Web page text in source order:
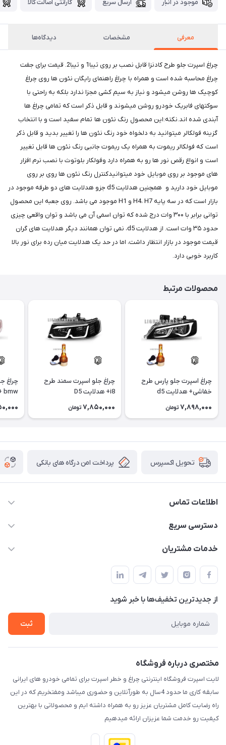
موجود در انبار ارسال سریع گارانتی اصالت کالا
معرفی مشخصات دیدگاه‌ها
چراغ اسپرت جلو طرح کادنزا قابل نصب بر روی تیبا1 و تیبا2. قیمت برای جفت
چراغ محاسبه شده است و همراه با چراغ راهنمای رایگان نئون ها روی چراغ
کوچیک ها روشن میشود و نیاز به سیم کشی مجزا ندارد بلکه به راحتی با
سوکتهای فابریک خودرو روشن میشوند و قابل ذکر است که تمامی چراغ ها
آبندی شده اند.نکته:این محصول رنگ نئون ها تمام سفید است و با انتخاب
گزینه فولکالر میتوانید به دلخواه خود رنگ نئون ها را تغییر بدید و قابل ذکر
است که فولکالر ریموت به همراه یک ریموت جانبی رنگ نئون ها قابل تغییر
است و انواع رقص نور ها رو به همراه دارد وفولکار بلوتوث با نصب نرم افزار
های موجود بر روی موبایل خود میتوانیدکنترل رنگ نئون ها روی بر روی
موبایل خود دارید و همچنین هدلایت d5 جزو هدلایت های دو طرفه موجود در
بازار است که در سه پایه H4، H7 و H1 موجود می باشد. روی جعبه این محصول
توانی برابر با ۳۰۰ وات درج شده که توان اسمی آن می باشد و توان واقعی چیزی
حدود ۳۵ وات است. از هدلایت d5، نمی توان همانند دیگر هدلایت های گران
قیمت موجود در بازار انتظار داشت، اما در حد یک هدلایت میان رده برای نور بالا
کاربرد خوبی دارد.
محصولات مرتبط
چراغ اسپرت جلو پارس طرح
خفاشی+ هدلایت d5
7,898,000 تومان
چراغ جلو اسپرت سمند طرح
i8+ هدلایت D5
7,850,000 تومان
چراغ
bmw + هدلایت D5
تحویل اکسپرس پرداخت امن درگاه های بانکی
اطلاعات تماس
09012926386
دسترسی سریع
حساب کاربری
لیست محصولات
درباره ما
خدمات مشتریان
قوانین و مقررات
حریم خصوصی
راهنما
از جدید‌ترین تخفیف‌ها با‌ خبر شوید
ثبت
مختصری درباره فروشگاه
لایت اسپرت فروشگاه اینترنتی چراغ و خطر اسپرت برای تمامی خودرو های ایرانی
سابقه کاری ما حدود 4سال به طورآنلاین و حضوری میباشد ومفتخریم که در این
راه رضایت کامل مشتریان عزیز رو به همراه داشته ایم و محصولاتی با بهترین
کیفیت رو خدمت شما عزیزان ارائه میدهیم